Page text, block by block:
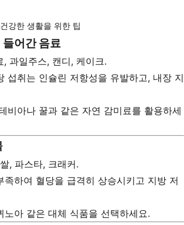
강한 생활을 위한 팁
들어간 음료
, 과일주스, 캔디, 케이크.
섭취는 인슐린 저항성을 유발하고, 내장 지
비아나 꿀과 같은 자연 감미료를 활용하세
, 파스타, 크래커.
족하여 혈당을 급격히 상승시키고 지방 저
노아 같은 대체 식품을 선택하세요.